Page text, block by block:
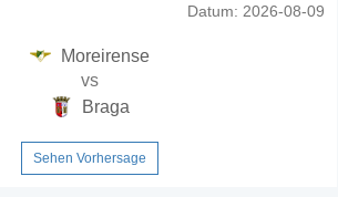
Datum: 2026-08-09
Moreirense
vs
Braga
Sehen Vorhersage